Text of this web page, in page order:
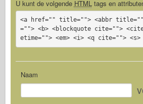
U kunt de volgende HTML tags en
<a href="" title=""> <abbr
=""> <b> <blockquote cite="">
etime=""> <em> <i> <q cite="">
Naam